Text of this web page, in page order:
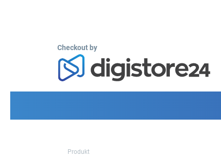
Checkout by
Produkt